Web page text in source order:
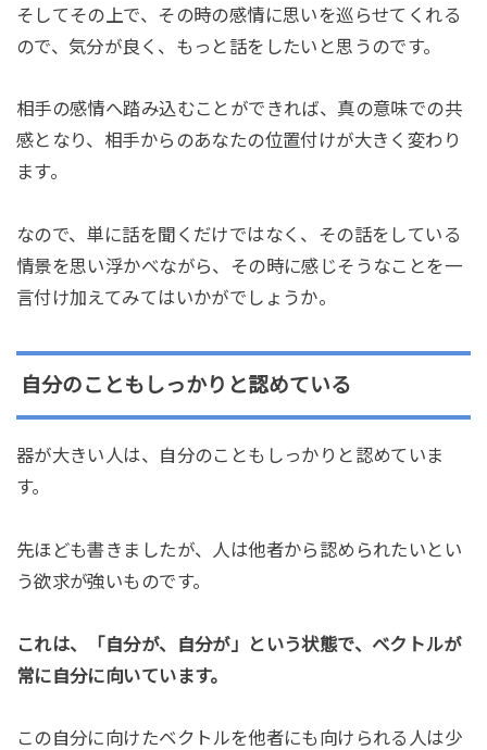
そしてその上で、その時の感情に思いを巡らせてくれる
ので、気分が良く、もっと話をしたいと思うのです。
相手の感情へ踏み込むことができれば、真の意味での共
感となり、相手からのあなたの位置付けが大きく変わり
ます。
なので、単に話を聞くだけではなく、その話をしている
情景を思い浮かべながら、その時に感じそうなことを一
言付け加えてみてはいかがでしょうか。
自分のこともしっかりと認めている
器が大きい人は、自分のこともしっかりと認めていま
す。
先ほども書きましたが、人は他者から認められたいとい
う欲求が強いものです。
これは、「自分が、自分が」という状態で、ベクトルが
常に自分に向いています。
この自分に向けたベクトルを他者にも向けられる人は少